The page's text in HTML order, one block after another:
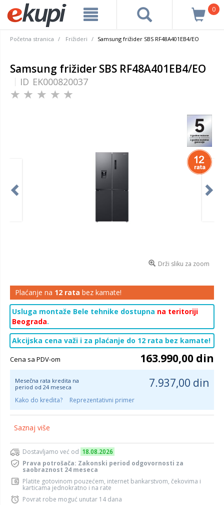
0
Početna stranica Frižideri Samsung frižider SBS RF48A401EB4/EO
Samsung frižider SBS RF48A401EB4/EO
ID EK000820037
Drži sliku za zoom
Plaćanje na 12 rata bez kamate!
Usluga montaže Bele tehnike dostupna na teritoriji
Beograda.
Akcijska cena važi i za plaćanje do 12 rata bez kamate!
Cena sa PDV-om 163.990,00 din
Mesečna rata kredita na
period od 24 meseca
7.937,00 din
Kako do kredita? Reprezentativni primer
Saznaj više
Dostavljamo već od 18.08.2026
Prava potrošača: Zakonski period odgovornosti za
saobraznost 24 meseca
Platite gotovinom pouzećem, internet bankarstvom, čekovima i
karticama jednokratno i na rate
Povrat robe moguć unutar 14 dana